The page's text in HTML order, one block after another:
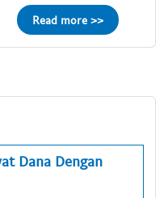
Read more >>
Dana Dengan